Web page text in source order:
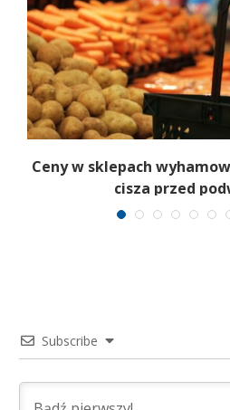
Ceny w sklepach
cisza przed
Subscribe